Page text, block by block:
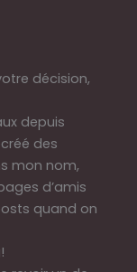
décision,
depuis
des
mon nom,
d’amis
quand on